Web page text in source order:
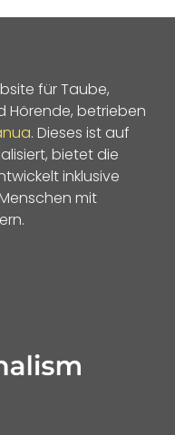
für Taube,
Hörende, betrieben
. Dieses ist auf
bietet die
inklusive
mit